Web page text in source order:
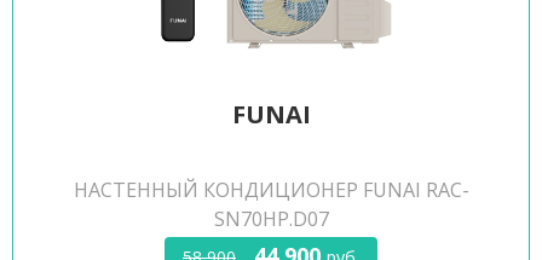
FUNAI
НАСТЕННЫЙ КОНДИЦИОНЕР FUNAI RAC-
SN70HP.D07